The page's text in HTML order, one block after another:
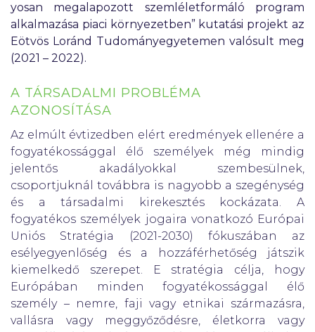
yosan megalapozott szemléletformáló program
alkalmazása piaci környezetben” kutatási projekt az
Eötvös Loránd Tudományegyetemen valósult meg
(2021 – 2022).
A TÁRSADALMI PROBLÉMA
AZONOSÍTÁSA
Az elmúlt évtizedben elért eredmények ellenére a
fogyatékossággal élő személyek még mindig
jelentős akadályokkal szembesülnek,
csoportjuknál továbbra is nagyobb a szegénység
és a társadalmi kirekesztés kockázata. A
fogyatékos személyek jogaira vonatkozó Európai
Uniós Stratégia (2021-2030) fókuszában az
esélyegyenlőség és a hozzáférhetőség játszik
kiemelkedő szerepet. E stratégia célja, hogy
Európában minden fogyatékossággal élő
személy – nemre, faji vagy etnikai származásra,
vallásra vagy meggyőződésre, életkorra vagy